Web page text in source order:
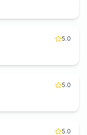
5.0
5.0
5.0